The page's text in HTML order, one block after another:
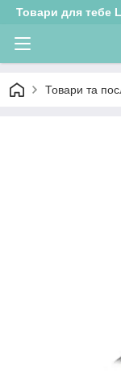
Товари для тебе
Товари та